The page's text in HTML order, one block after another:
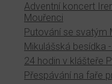
Adventní koncert
Mouřenci
Putování se svatým
Mikulášská besídka
24 hodin v klášteře
Přespávání na faře